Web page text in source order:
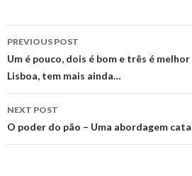
Post
navigation
PREVIOUS POST
Um é pouco, dois é bom e três é
Lisboa, tem mais ainda…
NEXT POST
O poder do pão – Uma abordagem